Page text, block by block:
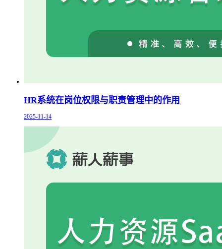
HR系统在岗位权限与职责管理中的作用
2025-11-14